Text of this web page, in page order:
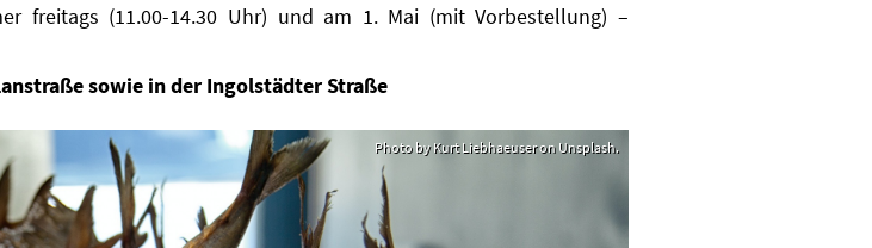
freitags (11.00-14.30 Uhr) und am 1. Mai (mit Vorbestellung) –
sowie in der Ingolstädter Straße
Photo by Kurt Liebhaeuser on Unsplash.